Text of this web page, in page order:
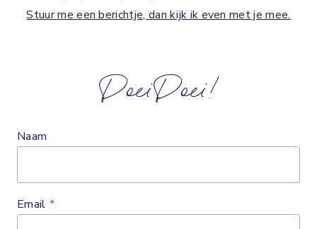
Stuur me een berichtje, dan kijk ik even met je mee.
DoeiDoei!
Naam
Email *